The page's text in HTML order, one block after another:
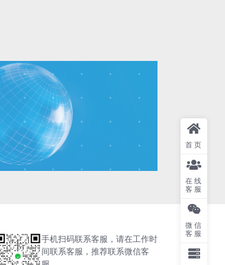
手机扫码联系客服，请在工作时
间联系客服，推荐联系微信客
首页
在线
客服
微信
客服